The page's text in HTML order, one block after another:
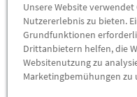
Unsere Website
Nutzererlebnis zu bieten.
Grundfunktionen
Drittanbietern helfen, die
Websitenutzung zu
Marketingbemühungen